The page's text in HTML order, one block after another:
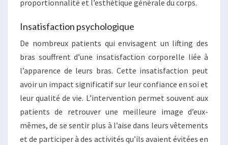
proportionnalité et l’esthétique générale du corps.
Insatisfaction psychologique
De nombreux patients qui envisagent un lifting des
bras souffrent d’une insatisfaction corporelle liée à
l’apparence de leurs bras. Cette insatisfaction peut
avoir un impact significatif sur leur confiance en soi et
leur qualité de vie. L’intervention permet souvent aux
patients de retrouver une meilleure image d’eux-
mêmes, de se sentir plus à l’aise dans leurs vêtements
et de participer à des activités qu’ils avaient évitées en